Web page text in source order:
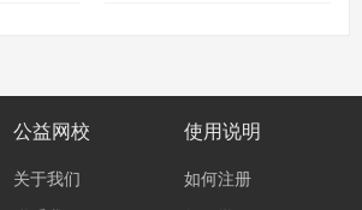
公益网校
关于我们
使用说明
如何注册